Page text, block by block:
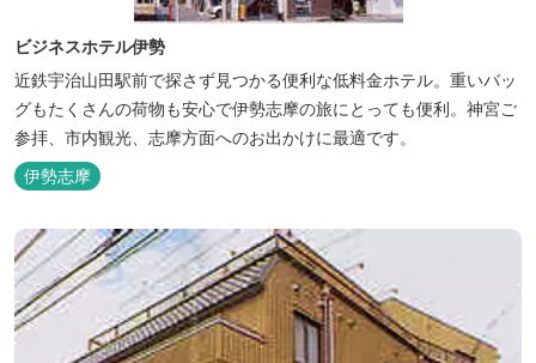
ビジネスホテル伊勢
近鉄宇治山田駅前で探さず見つかる便利な低料金ホテル。重いバッ
グもたくさんの荷物も安心で伊勢志摩の旅にとっても便利。神宮ご
参拝、市内観光、志摩方面へのお出かけに最適です。
伊勢志摩